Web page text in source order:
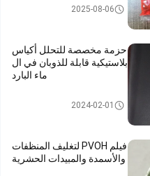
PVA حقيبة قابلة للذوبان في الماء2025-08-06
حزمة مخصصة للتحلل أكياس
بلاستيكية قابلة للذوبان في ال
ماء البارد
PVA حقيبة قابلة للذوبان في الماء2024-02-01
فيلم PVOH لتغليف المنظفات
والأسمدة والمبيدات الحشرية